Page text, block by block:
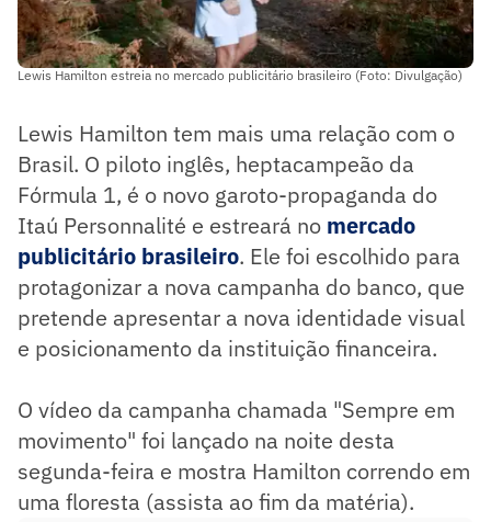
Lewis Hamilton estreia no mercado publicitário brasileiro (Foto: Divulgação)
Lewis Hamilton tem mais uma relação com o
Brasil. O piloto inglês, heptacampeão da
Fórmula 1, é o novo garoto-propaganda do
Itaú Personnalité e estreará no mercado
publicitário brasileiro. Ele foi escolhido para
protagonizar a nova campanha do banco, que
pretende apresentar a nova identidade visual
e posicionamento da instituição financeira.
O vídeo da campanha chamada "Sempre em
movimento" foi lançado na noite desta
segunda-feira e mostra Hamilton correndo em
uma floresta (assista ao fim da matéria).